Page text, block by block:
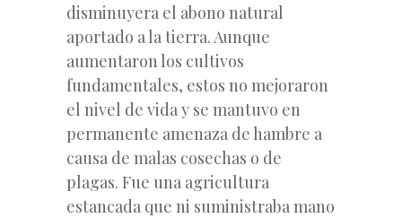
disminuyera el abono natural
aportado a la tierra. Aunque
aumentaron los cultivos
fundamentales, estos no mejoraron
el nivel de vida y se mantuvo en
permanente amenaza de hambre a
causa de malas cosechas o de
plagas. Fue una agricultura
estancada que ni suministraba mano